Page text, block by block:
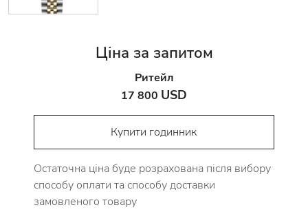
Ціна за запитом
Ритейл
17 800 USD
Купити годинник
Остаточна ціна буде розрахована після вибору
способу оплати та способу доставки
замовленого товару